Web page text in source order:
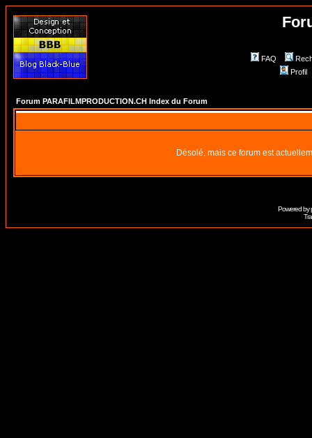
FAQ
Profil
Forum PARAFILMPRODUCTION.CH Index du Forum
Désolé, mais ce forum est
Powered by